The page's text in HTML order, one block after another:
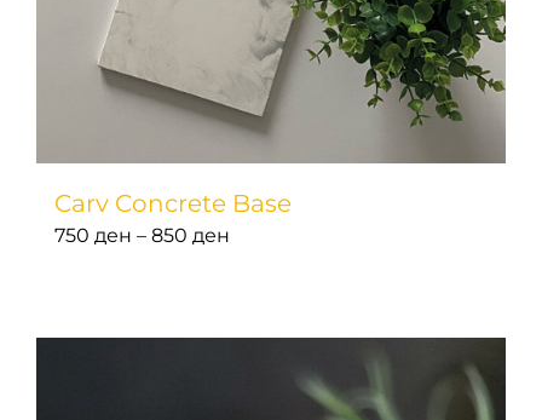
Carv Concrete Base
750 ден – 850 ден
through